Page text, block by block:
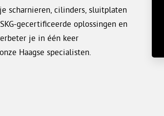
scharnieren, cilinders, sluitplaten
gecertificeerde oplossingen en
je in één keer
Haagse specialisten.